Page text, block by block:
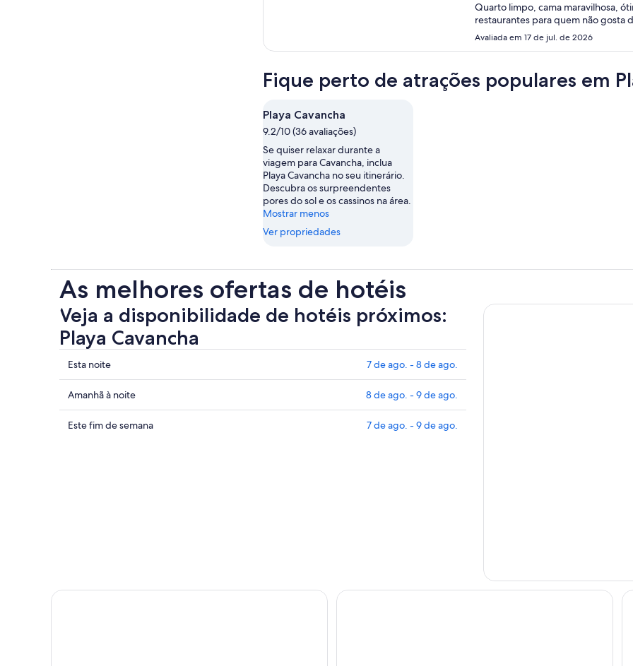
Quarto limpo, cama maravilhosa, ótimo café,
Avaliada em 17 de jul. de 2026
Fique perto de atrações populares em
Playa Cavancha
9.2/10 (36 avaliações)
Se quiser relaxar durante a
viagem para Cavancha, inclua
Playa Cavancha no seu itinerário.
Descubra os surpreendentes
pores do sol e os cassinos na área.
Mostrar menos
Ver propriedades
As melhores ofertas de hotéis
Veja a disponibilidade de hotéis próximos:
Playa Cavancha
Mostrar
preços
perto
de
Playa
ago.
Esta noite 7 de ago. - 8 de ago.
Mostrar
preços
perto
-
Amanhã à noite 8 de ago. - 9 de ago.
Mostrar
7
Este fim de semana 7 de ago. - 9 de ago.
Holiday Inn Express Iquique by IHG NH Iquique Pacífico